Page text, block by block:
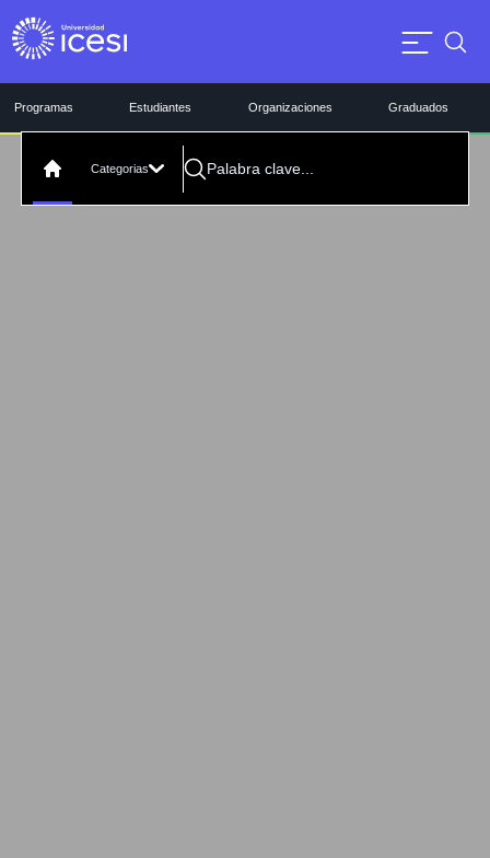
Programas Estudiantes Organizaciones Graduados
Categorias